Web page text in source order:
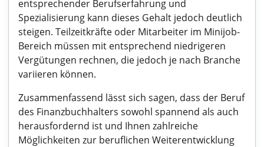
entsprechender Berufserfahrung und
Spezialisierung kann dieses Gehalt jedoch deutlich
steigen. Teilzeitkräfte oder Mitarbeiter im Minijob-
Bereich müssen mit entsprechend niedrigeren
Vergütungen rechnen, die jedoch je nach Branche
variieren können.
Zusammenfassend lässt sich sagen, dass der Beruf
des Finanzbuchhalters sowohl spannend als auch
herausfordernd ist und Ihnen zahlreiche
Möglichkeiten zur beruflichen Weiterentwicklung